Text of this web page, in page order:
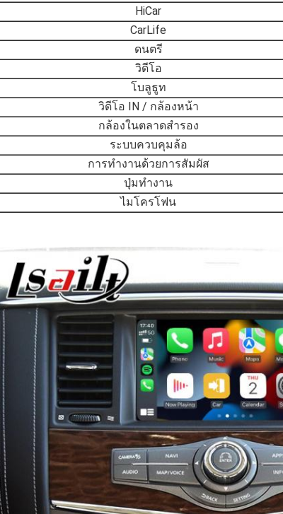
HiCar
CarLife
ดนตรี
วิดีโอ
โบลูธูท
วิดีโอ IN / กล้องหน้า
กล้องในตลาดสํารอง
ระบบควบคุมล้อ
การทํางานด้วยการสัมผัส
ปุ่มทํางาน
ไมโครโฟน